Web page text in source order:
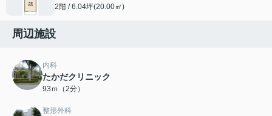
2階 / 6.04坪(20.00㎡)
周辺施設
内科
たかだクリニック
93ｍ（2分）
整形外科